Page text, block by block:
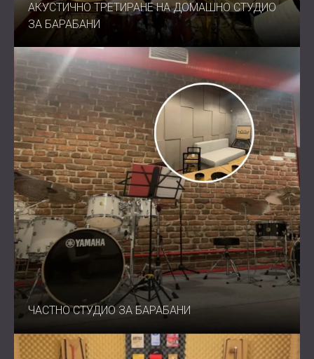
АКУСТИЧНО ТРЕТИРАНЕ НА ДОМАШНО СТУДИО
ЗА БАРАБАНИ
ЧАСТНО СТУДИО ЗА БАРАБАНИ